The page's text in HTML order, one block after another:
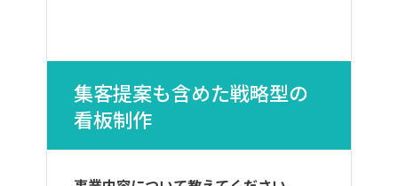
集客提案も含めた戦略型の
看板制作